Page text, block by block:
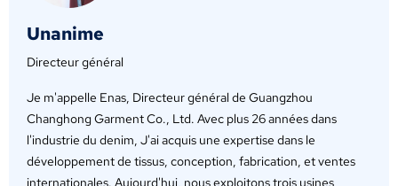
Unanime
Directeur général
Je m'appelle Enas, Directeur général de Guangzhou
Changhong Garment Co., Ltd. Avec plus 26 années dans
l'industrie du denim, J'ai acquis une expertise dans le
développement de tissus, conception, fabrication, et ventes
internationales. Aujourd'hui, nous exploitons trois usines